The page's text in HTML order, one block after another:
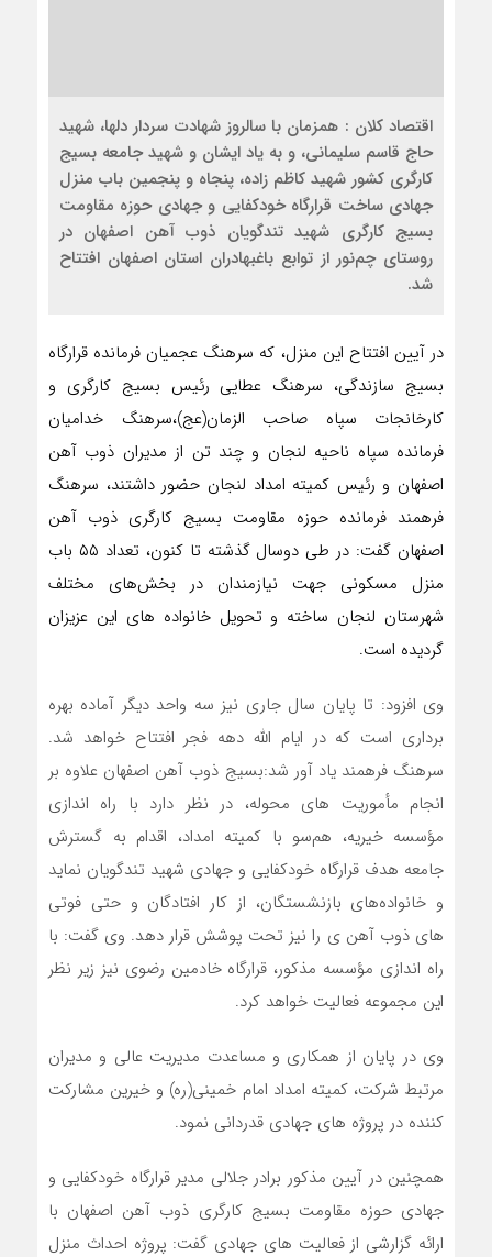
اقتصاد کلان : همزمان با سالروز شهادت سردار دلها، شهید
حاج قاسم سلیمانی، و به یاد ایشان و شهید جامعه بسیج
کارگری کشور شهید کاظم زاده، پنجاه و پنجمین باب منزل
جهادی ساخت قرارگاه خودکفایی و جهادی حوزه مقاومت
بسیج کارگری شهید تندگویان ذوب آهن اصفهان در
روستای چم‌نور از توابع باغبهادران استان اصفهان افتتاح
شد.
در آیین افتتاح این منزل، که سرهنگ عجمیان فرمانده قرارگاه
بسیج سازندگی، سرهنگ عطایی رئیس بسیج کارگری و
کارخانجات سپاه صاحب الزمان(عج)،سرهنگ خدامیان
فرمانده سپاه ناحیه لنجان و چند تن از مدیران ذوب آهن
اصفهان و رئیس کمیته امداد لنجان حضور داشتند، سرهنگ
فرهمند فرمانده حوزه مقاومت بسیج کارگری ذوب آهن
اصفهان گفت: در طی دوسال گذشته تا کنون، تعداد ۵۵ باب
منزل مسکونی جهت نیازمندان در بخش‌های مختلف
شهرستان لنجان ساخته و تحویل خانواده های این عزیزان
گردیده است.
وی افزود: تا پایان سال جاری نیز سه واحد دیگر آماده بهره
برداری است که در ایام الله دهه فجر افتتاح خواهد شد.
سرهنگ فرهمند یاد آور شد:بسیج ذوب آهن اصفهان علاوه بر
انجام مأموریت های محوله، در نظر دارد با راه اندازی
مؤسسه خیریه، هم‌سو با کمیته امداد، اقدام به گسترش
جامعه هدف قرارگاه خودکفایی و جهادی شهید تندگویان نماید
و خانواده‌های بازنشستگان، از کار افتادگان و حتی فوتی
های ذوب ‌آهن ی را نیز تحت پوشش قرار دهد. وی گفت: با
راه اندازی مؤسسه مذکور، قرارگاه خادمین رضوی نیز زیر نظر
این مجموعه فعالیت خواهد کرد.
وی در پایان از همکاری و مساعدت مدیریت عالی و مدیران
مرتبط شرکت، کمیته امداد امام خمینی(ره) و خیرین مشارکت
کننده در پروژه های جهادی قدردانی نمود.
همچنین در آیین مذکور برادر جلالی مدیر قرارگاه خودکفایی و
جهادی حوزه مقاومت بسیج کارگری ذوب آهن اصفهان با
ارائه گزارشی از فعالیت های جهادی گفت: پروژه احداث منزل